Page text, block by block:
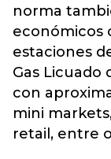
norma
económicos
estaciones
Gas Licuado
con
mini
retail, entre